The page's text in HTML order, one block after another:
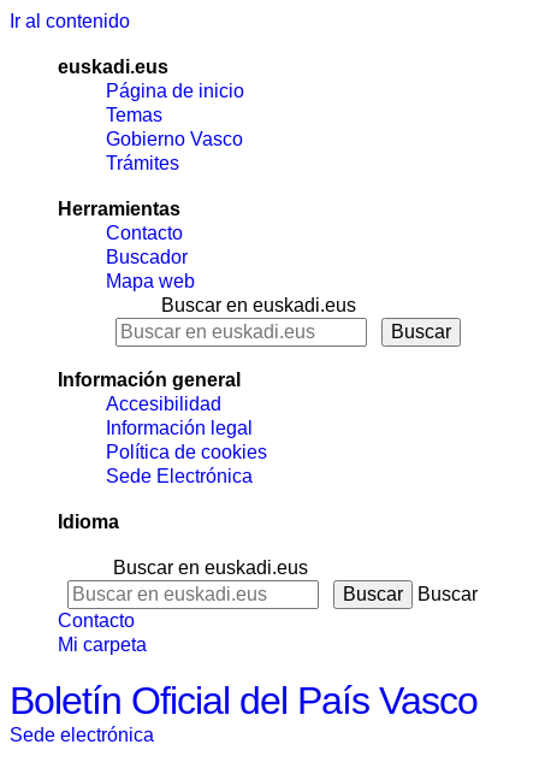
Ir al contenido
euskadi.eus
Página de inicio
Temas
Gobierno Vasco
Trámites
Herramientas
Contacto
Buscador
Mapa web
Buscar en euskadi.eus
Información general
Accesibilidad
Información legal
Política de cookies
Sede Electrónica
Idioma
Buscar en euskadi.eus
Buscar
Contacto
Mi carpeta
Boletín Oficial del País Vasco
Sede electrónica